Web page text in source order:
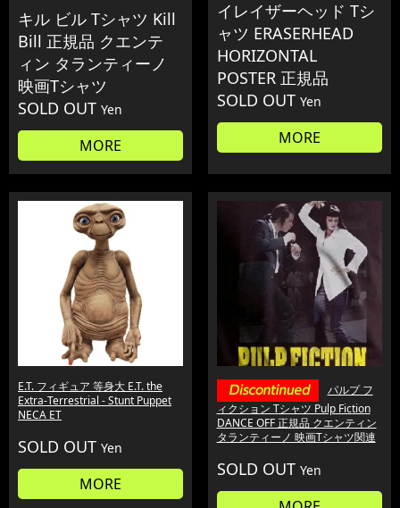
キル ビル Tシャツ Kill
Bill 正規品 クエンテ
ィン タランティーノ
映画Tシャツ
SOLD OUT Yen
MORE
イレイザーヘッド Tシ
ャツ ERASERHEAD
HORIZONTAL
POSTER 正規品
SOLD OUT Yen
MORE
E.T. フィギュア 等身大 E.T. the
Extra-Terrestrial - Stunt Puppet
NECA ET
SOLD OUT Yen
MORE
パルプ フ
ィクション Tシャツ Pulp Fiction
DANCE OFF 正規品 クエンティン
タランティーノ 映画Tシャツ関連
SOLD OUT Yen